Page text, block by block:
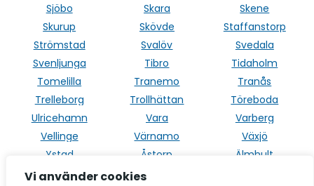
Vi använder cookies
Sjöbo
Skara
Skene
Skurup
Skövde
Staffanstorp
Strömstad
Svalöv
Svedala
Svenljunga
Tibro
Tidaholm
Tomelilla
Tranemo
Tranås
Trelleborg
Trollhättan
Töreboda
Ulricehamn
Vara
Varberg
Vellinge
Värnamo
Växjö
Ystad
Åstorp
Älmhult
Ängelholm
Örkelljunga